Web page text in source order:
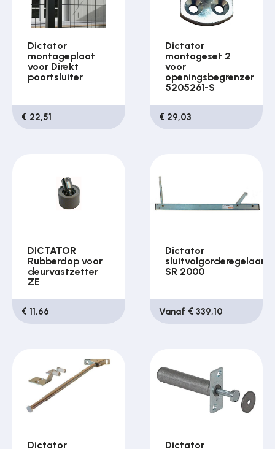
Dictator
montageplaat
voor Direkt
poortsluiter
€ 22,51
Dictator
montageset 2
voor
openingsbegrenzer
5205261-S
€ 29,03
DICTATOR
Rubberdop voor
deurvastzetter
ZE
€ 11,66
Dictator
sluitvolgorderegelaar
SR 2000
Vanaf € 339,10
Dictator
Dictator